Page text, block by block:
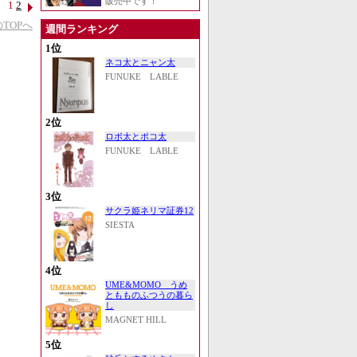
1 2
へ
週間ランキング
1位
ネコ太とニャン太
FUNUKE LABLE
2位
ロボ太とポコ太
FUNUKE LABLE
3位
サクラ姫ネリマ証券12
SIESTA
4位
UME&MOMO うめ
ともものふつうの暮ら
し
MAGNET HILL
5位